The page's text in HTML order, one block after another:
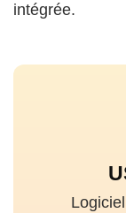
intégrée.